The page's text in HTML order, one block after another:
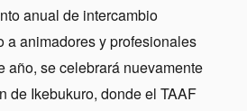
anual de intercambio
a animadores y profesionales
año, se celebrará nuevamente
de Ikebukuro, donde el TAAF